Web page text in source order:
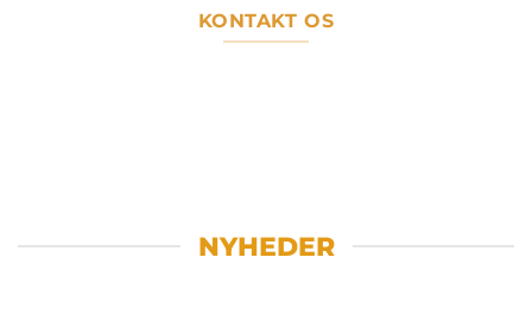
KONTAKT OS
NYHEDER